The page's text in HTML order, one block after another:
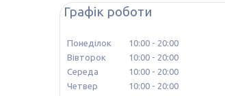
Графік роботи
Понеділок 10:00
20:00
Вівторок
10:00
20:00
Середа
10:00
20:00
Четвер
10:00
20:00